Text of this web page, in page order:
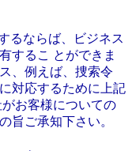
るならば、ビジネス
するこ とができま
、例えば、捜索令
対応するために上記
お客様についての
旨ご承知下さい。